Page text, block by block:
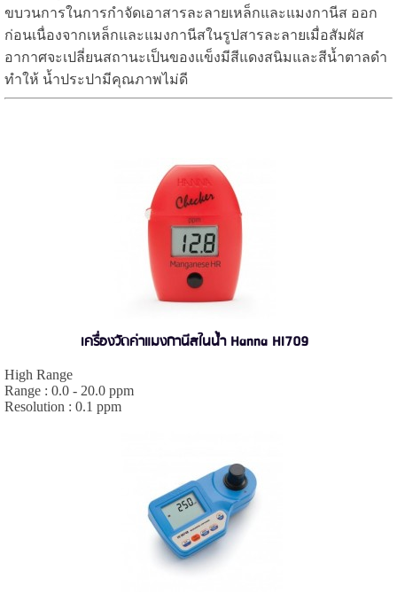
ขบวนการในการกำจัดเอาสารละลายเหล็กและแมงกานีส ออก
ก่อนเนื่องจากเหล็กและแมงกานีสในรูปสารละลายเมื่อสัมผัส
อากาศจะเปลี่ยนสถานะเป็นของแข็งมีสีแดงสนิมและสีน้ำตาลดำ
ทำให้ น้ำประปามีคุณภาพไม่ดี
เครื่องวัดค่าแมงกานีสในน้ำ Hanna HI709
High Range
Range : 0.0 - 20.0 ppm
Resolution : 0.1 ppm